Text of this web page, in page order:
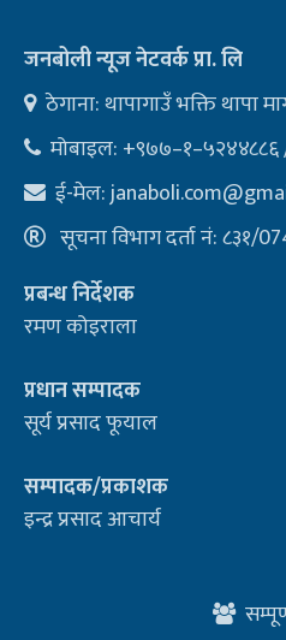
जनबोली न्यूज नेटवर्क प्रा. लि
ठेगाना: थापागाउँ भक्ति थापा
मोबाइल:
ई-मेल:
सूचना विभाग दर्ता नं: ८३१/
प्रबन्ध निर्देशक
रमण कोइराला
प्रधान सम्पादक
सूर्य प्रसाद फूयाल
सम्पादक/प्रकाशक
इन्द्र प्रसाद आचार्य